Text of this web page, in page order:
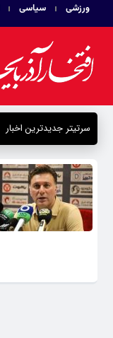
ورزشی سیاسی
سرتیتر جدیدترین اخبار